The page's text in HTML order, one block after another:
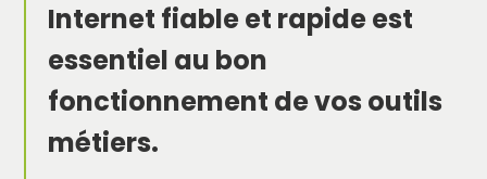
Internet fiable et rapide est
essentiel au bon
fonctionnement de vos outils
métiers.